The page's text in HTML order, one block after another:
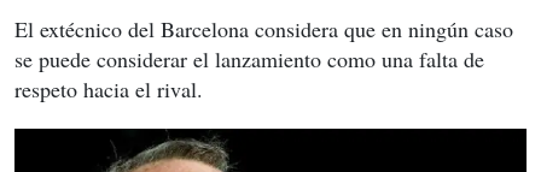
El extécnico del Barcelona considera que en ningún caso
se puede considerar el lanzamiento como una falta de
respeto hacia el rival.